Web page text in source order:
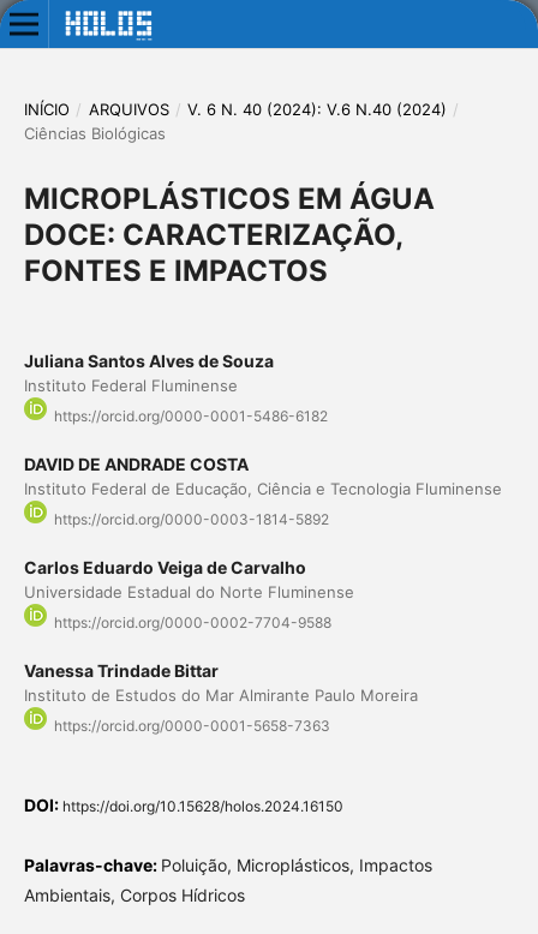
INÍCIO / ARQUIVOS / V. 6 N. 40 (2024): V.6 N.40 (2024) /
Ciências Biológicas
MICROPLÁSTICOS EM ÁGUA
DOCE: CARACTERIZAÇÃO,
FONTES E IMPACTOS
Juliana Santos Alves de Souza
Instituto Federal Fluminense
https://orcid.org/0000-0001-5486-6182
DAVID DE ANDRADE COSTA
Instituto Federal de Educação, Ciência e Tecnologia Fluminense
https://orcid.org/0000-0003-1814-5892
Carlos Eduardo Veiga de Carvalho
Universidade Estadual do Norte Fluminense
https://orcid.org/0000-0002-7704-9588
Vanessa Trindade Bittar
Instituto de Estudos do Mar Almirante Paulo Moreira
https://orcid.org/0000-0001-5658-7363
DOI: https://doi.org/10.15628/holos.2024.16150
Palavras-chave: Poluição, Microplásticos, Impactos
Ambientais, Corpos Hídricos